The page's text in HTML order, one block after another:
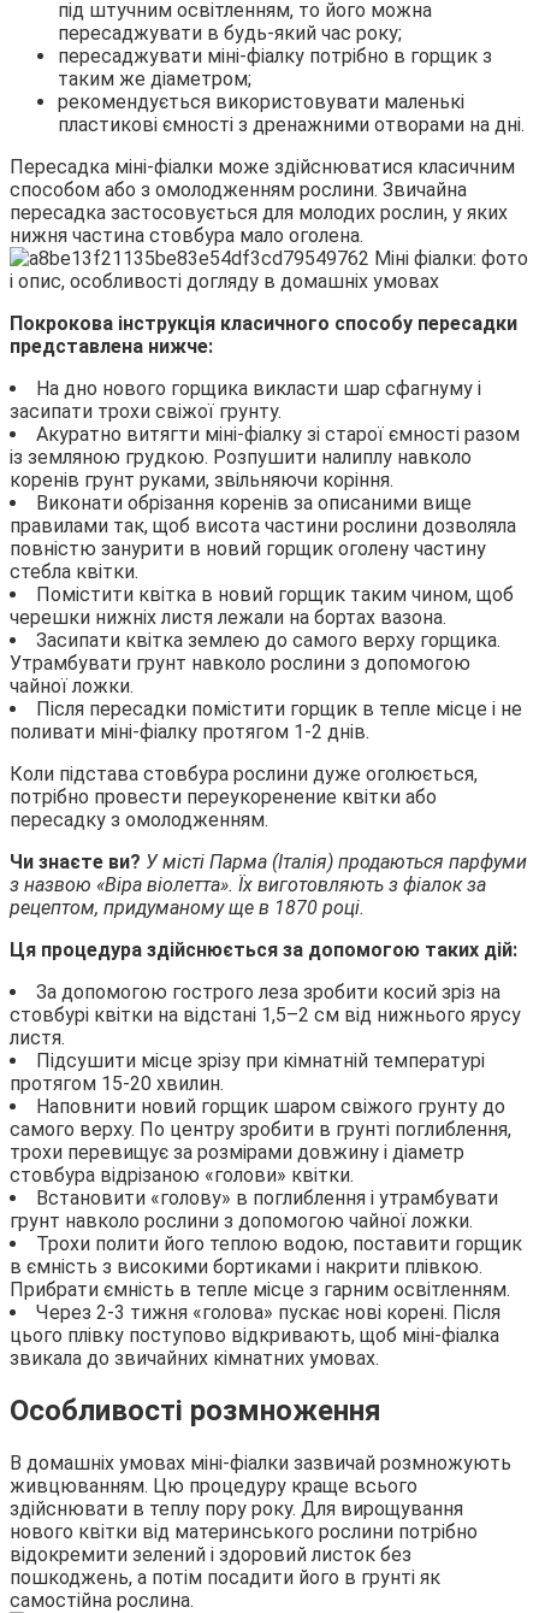
під штучним освітленням, то його можна
пересаджувати в будь-який час року;
пересаджувати міні-фіалку потрібно в горщик з
таким же діаметром;
рекомендується використовувати маленькі
пластикові ємності з дренажними отворами на дні.
Пересадка міні-фіалки може здійснюватися класичним
способом або з омолодженням рослини. Звичайна
пересадка застосовується для молодих рослин, у яких
нижня частина стовбура мало оголена.
Покрокова інструкція класичного способу пересадки
представлена нижче:
На дно нового горщика викласти шар сфагнуму і
засипати трохи свіжої грунту.
Акуратно витягти міні-фіалку зі старої ємності разом
із земляною грудкою. Розпушити налиплу навколо
коренів грунт руками, звільняючи коріння.
Виконати обрізання коренів за описаними вище
правилами так, щоб висота частини рослини дозволяла
повністю занурити в новий горщик оголену частину
стебла квітки.
Помістити квітка в новий горщик таким чином, щоб
черешки нижніх листя лежали на бортах вазона.
Засипати квітка землею до самого верху горщика.
Утрамбувати грунт навколо рослини з допомогою
чайної ложки.
Після пересадки помістити горщик в тепле місце і не
поливати міні-фіалку протягом 1-2 днів.
Коли підстава стовбура рослини дуже оголюється,
потрібно провести переукоренение квітки або
пересадку з омолодженням.
Чи знаєте ви? У місті Парма (Італія) продаються парфуми
з назвою «Віра віолетта». Їх виготовляють з фіалок за
рецептом, придуманому ще в 1870 році.
Ця процедура здійснюється за допомогою таких дій:
За допомогою гострого леза зробити косий зріз на
стовбурі квітки на відстані 1,5–2 см від нижнього ярусу
листя.
Підсушити місце зрізу при кімнатній температурі
протягом 15-20 хвилин.
Наповнити новий горщик шаром свіжого грунту до
самого верху. По центру зробити в грунті поглиблення,
трохи перевищує за розмірами довжину і діаметр
стовбура відрізаною «голови» квітки.
Встановити «голову» в поглиблення і утрамбувати
грунт навколо рослини з допомогою чайної ложки.
Трохи полити його теплою водою, поставити горщик
в ємність з високими бортиками і накрити плівкою.
Прибрати ємність в тепле місце з гарним освітленням.
Через 2-3 тижня «голова» пускає нові корені. Після
цього плівку поступово відкривають, щоб міні-фіалка
звикала до звичайних кімнатних умовах.
Особливості розмноження
В домашніх умовах міні-фіалки зазвичай розмножують
живцюванням. Цю процедуру краще всього
здійснювати в теплу пору року. Для вирощування
нового квітки від материнського рослини потрібно
відокремити зелений і здоровий листок без
пошкоджень, а потім посадити його в грунті як
самостійна рослина.